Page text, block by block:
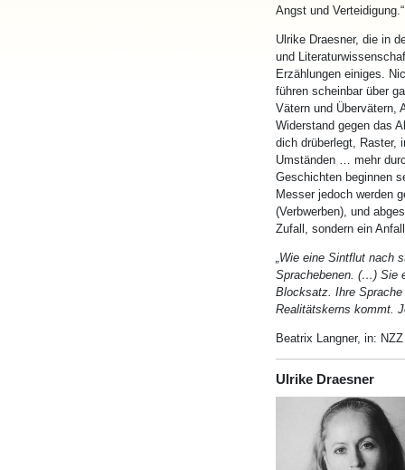
Angst und Verteidigung.“
Ulrike Draesner, die in
und
Erzählungen einiges.
führen scheinbar über
Vätern und Übervätern,
Widerstand gegen das
dich drüberlegt, Raster,
Umständen… mehr
Geschichten beginnen
Messer jedoch werden
(Verbwerben), und
Zufall, sondern ein
„Wie eine Sintflut nach
Sprachebenen. (…) Sie
Blocksatz. Ihre
Realitätskerns kommt.
Beatrix Langner, in:
Ulrike Draesner